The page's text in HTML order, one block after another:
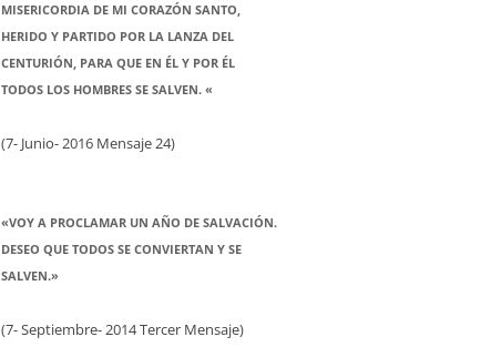
MISERICORDIA DE MI CORAZÓN SANTO,
HERIDO Y PARTIDO POR LA LANZA DEL
CENTURIÓN, PARA QUE EN ÉL Y POR ÉL
TODOS LOS HOMBRES SE SALVEN. «
(7- Junio- 2016 Mensaje 24)
«VOY A PROCLAMAR UN AÑO DE SALVACIÓN.
DESEO QUE TODOS SE CONVIERTAN Y SE
SALVEN.»
(7- Septiembre- 2014 Tercer Mensaje)